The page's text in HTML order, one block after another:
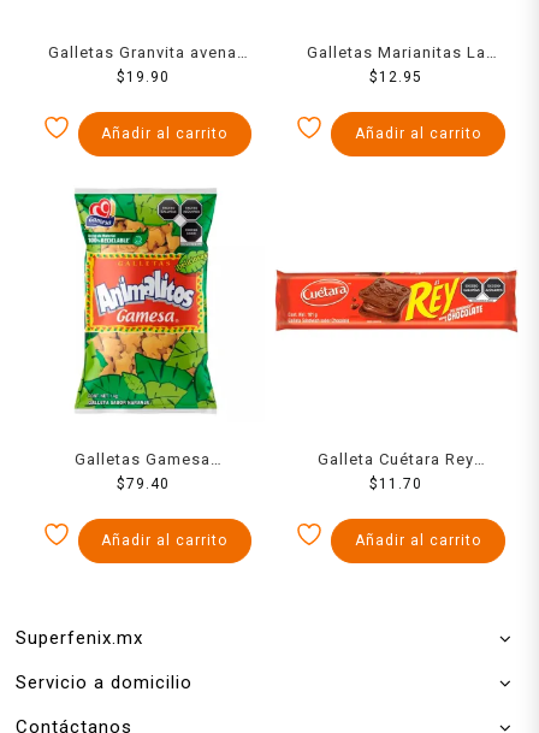
Galletas Granvita avena
con granola 90 g
$19.90
Añadir al carrito
Galletas Marianitas La
Moderna coco 185 g
$12.95
Añadir al carrito
Galletas Gamesa
Animalitos 1 kg
$79.40
Añadir al carrito
Galleta Cuétara Rey
Sándwich chocolate 101 g
$11.70
Añadir al carrito
Superfenix.mx
Servicio a domicilio
Contáctanos